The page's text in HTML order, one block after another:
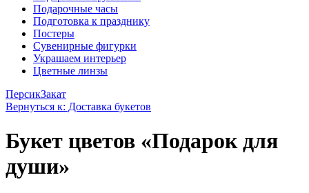
Подарочные часы
Подготовка к празднику
Постеры
Сувенирные фигурки
Украшаем интерьер
Цветные линзы
ПерсикЗакат
Вернуться к: Доставка букетов
Букет цветов «Подарок для
души»